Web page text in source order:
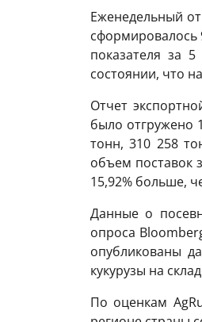
Еженедельный
сформировалось
показателя за
состоянии, что
Отчет
было отгружено
тонн, 310 258
объем поставок
15,92% больше,
Данные о
опроса
опубликованы
кукурузы на
По оценкам